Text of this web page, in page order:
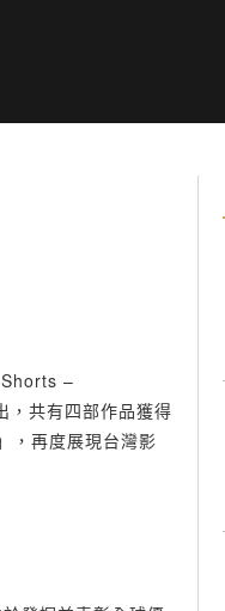
Shorts –
共有四部作品獲得
，再度展現台灣影